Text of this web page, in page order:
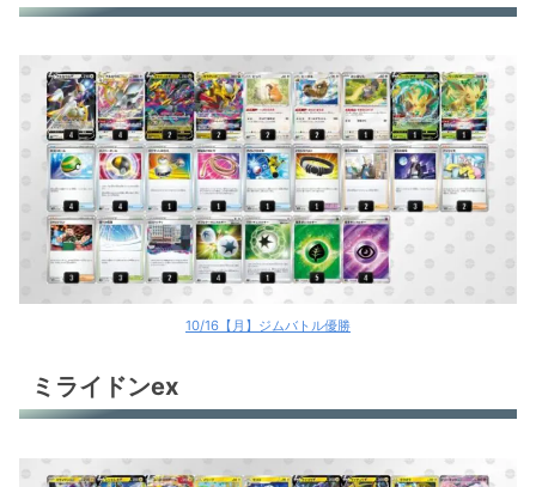
10/16【月】ジムバトル優勝
ミライドンex